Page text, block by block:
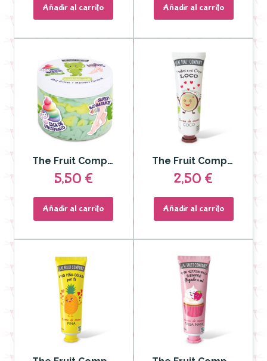
Añadir al carrito Añadir al carrito
The Fruit Company - Manteca Corporal Osito de Gominola 250gr
5,50 €
Añadir al carrito
The Fruit Company - Crema de manos Coco 50ml
2,50 €
Añadir al carrito